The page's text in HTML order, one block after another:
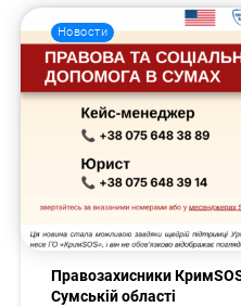
Новости
Правозахисники
Сумській області